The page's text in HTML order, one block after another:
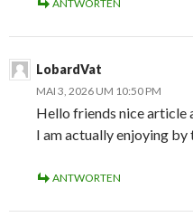
ANTWORTEN
LobardVat
MAI 3, 2026 UM 10:50 PM
Hello friends nice article
I am actually enjoying
ANTWORTEN